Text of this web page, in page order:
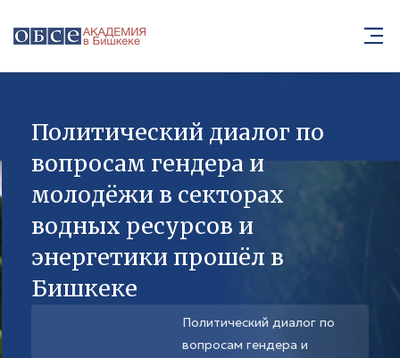
Политический диалог по
вопросам гендера и
молодёжи в секторах
водных ресурсов и
энергетики прошёл в
Бишкеке
Политический диалог по
вопросам гендера и